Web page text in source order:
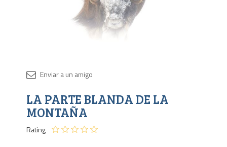
LA PARTE BLANDA DE LA
MONTAÑA
Rating